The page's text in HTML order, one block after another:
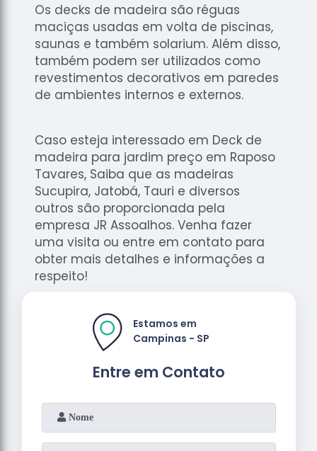
Raspagem
de Tacos
de
Madeiras
Raspagens
de Pisos
Madeiras
Os decks de madeira são réguas
maciças usadas em volta de piscinas,
saunas e também solarium. Além disso,
também podem ser utilizados como
revestimentos decorativos em paredes
de ambientes internos e externos.
Caso esteja interessado em Deck de
madeira para jardim preço em Raposo
Tavares, Saiba que as madeiras
Sucupira, Jatobá, Tauri e diversos
outros são proporcionada pela
empresa JR Assoalhos. Venha fazer
uma visita ou entre em contato para
obter mais detalhes e informações a
respeito!
Entre em Contato
Estamos em
Campinas - SP